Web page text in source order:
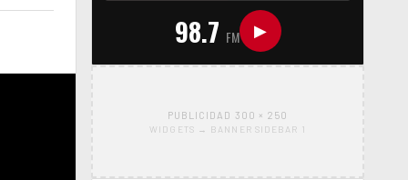
98.7 FM ▶
PUBLICIDAD 300 × 250
WIDGETS → BANNER SIDEBAR 1